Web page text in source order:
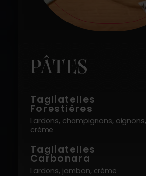
PÂTES
Tagliatelles
Forestières
Lardons, champignons, oignons,
crème
Tagliatelles
Carbonara
Lardons, jambon, crème